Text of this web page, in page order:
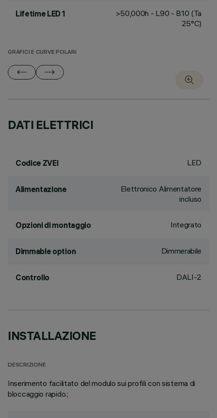
Lifetime LED 1
>50,000h - L90 - B10 (Ta
25°C)
GRAFICI E CURVE POLARI
DATI ELETTRICI
Codice ZVEI LED
Alimentazione
Elettronico Alimentatore
incluso
Opzioni di montaggio Integrato
Dimmable option Dimmerabile
Controllo DALI-2
INSTALLAZIONE
DESCRIZIONE
Inserimento facilitato del modulo sui profili con sistema di
bloccaggio rapido.;